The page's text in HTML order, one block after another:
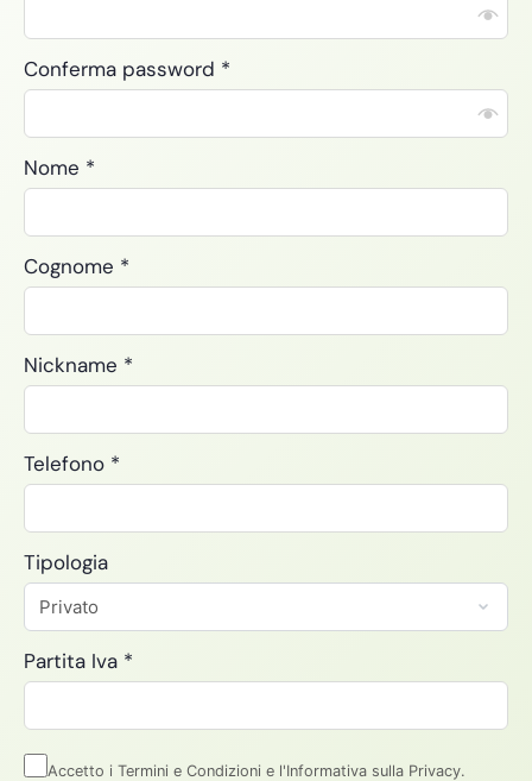
Conferma password *
Nome *
Cognome *
Nickname *
Telefono *
Tipologia
Partita Iva *
Accetto i Termini e Condizioni e l'Informativa sulla Privacy.